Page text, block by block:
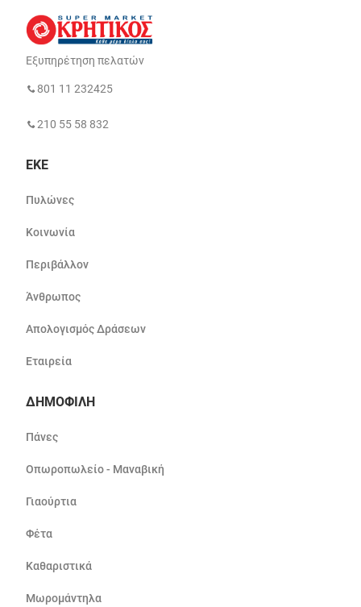
Εξυπηρέτηση πελατών
801 11 232425
210 55 58 832
ΕΚΕ
Πυλώνες
Κοινωνία
Περιβάλλον
Άνθρωπος
Απολογισμός Δράσεων
Εταιρεία
ΔΗΜΟΦΙΛΗ
Πάνες
Οπωροπωλείο - Μαναβική
Γιαούρτια
Φέτα
Καθαριστικά
Μωρομάντηλα